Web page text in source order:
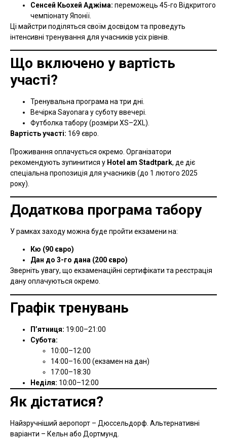
Сенсей Кьохей Аджіма: переможець 45-го Відкритого
чемпіонату Японії.
Ці майстри поділяться своїм досвідом та проведуть
інтенсивні тренування для учасників усіх рівнів.
Що включено у вартість
участі?
Тренувальна програма на три дні.
Вечірка Sayonara у суботу ввечері.
Футболка табору (розміри XS–2XL).
Вартість участі: 169 євро.
Проживання оплачується окремо. Організатори
рекомендують зупинитися у Hotel am Stadtpark, де діє
спеціальна пропозиція для учасників (до 1 лютого 2025
року).
Додаткова програма табору
У рамках заходу можна буде пройти екзамени на:
Кю (90 євро)
Дан до 3-го дана (200 євро)
Зверніть увагу, що екзаменаційні сертифікати та реєстрація
дану оплачуються окремо.
Графік тренувань
П’ятниця: 19:00–21:00
Субота:
10:00–12:00
14:00–16:00 (екзамен на дан)
17:00–18:30
Неділя: 10:00–12:00
Як дістатися?
Найзручніший аеропорт – Дюссельдорф. Альтернативні
варіанти – Кельн або Дортмунд.